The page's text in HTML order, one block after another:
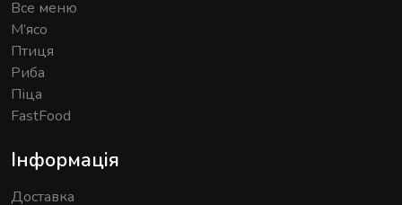
Все меню
М’ясо
Птиця
Риба
Піца
FastFood
Інформація
Доставка